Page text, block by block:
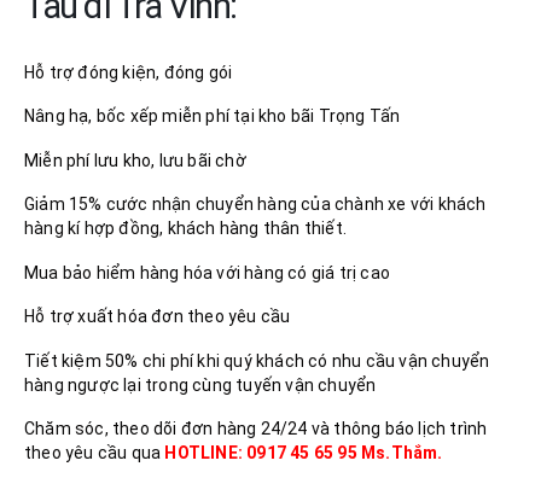
Hỗ trợ đóng kiện, đóng gói
Nâng hạ, bốc xếp miễn phí tại kho bãi Trọng Tấn
Miễn phí lưu kho, lưu bãi chờ
Giảm 15% cước nhận chuyển hàng của chành xe với khách
hàng kí hợp đồng, khách hàng thân thiết.
Mua bảo hiểm hàng hóa với hàng có giá trị cao
Hỗ trợ xuất hóa đơn theo yêu cầu
Tiết kiệm 50% chi phí khi quý khách có nhu cầu vận chuyển
hàng ngược lại trong cùng tuyến vận chuyển
Chăm sóc, theo dõi đơn hàng 24/24 và thông báo lịch trình
theo yêu cầu qua HOTLINE: 0917 45 65 95 Ms.Thắm.